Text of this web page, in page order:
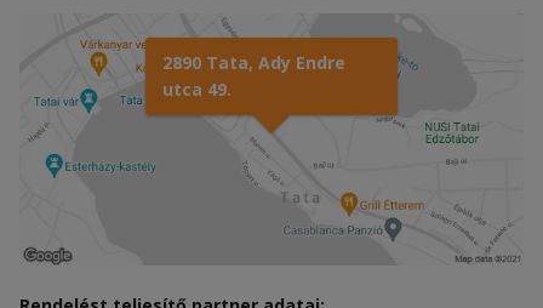
2890 Tata, Ady Endre
utca 49.